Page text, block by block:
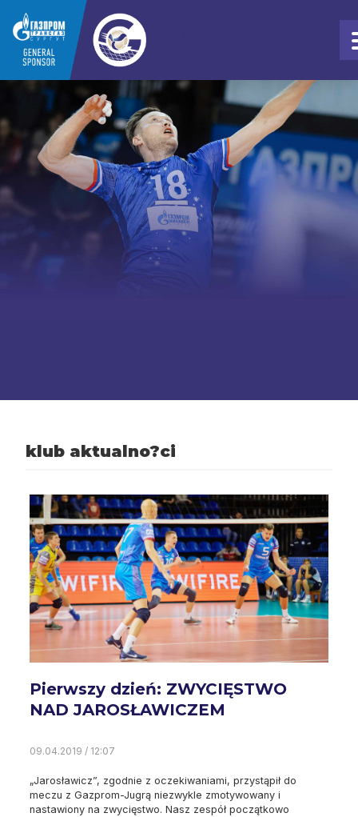
klub aktualno?ci
Pierwszy dzień: ZWYCIĘSTWO
NAD JAROSŁAWICZEM
09.04.2019 / 12:07
„Jarosławicz”, zgodnie z oczekiwaniami, przystąpił do
meczu z Gazprom-Jugrą niezwykle zmotywowany i
nastawiony na zwycięstwo. Nasz zespół początkowo